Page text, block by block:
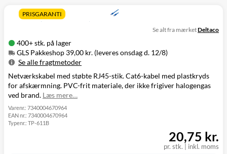
PRISGARANTI
400+ stk. på lager
GLS Pakkeshop 39,00 kr. (leveres onsdag d. 12/8)
Se alle fragtmetoder
Metode
Pris
Leveres
GLS Pakkeshop
39,00 kr.
Onsdag d. 12/8
GLS
Hjemmelevering
GLS Erhverv
Click&Collect i
Se alt fra mærketDeltaco
Netværkskabel med støbte RJ45-stik. Cat6-kabel med plastkryds
for afskærmning. PVC-frit materiale, der ikke frigiver halogengas
ved brand. Læs mere…
Varenr.: 7340004670964
EAN nr.: 7340004670964
Typenr.: TP-611B
pr. stk. inkl. moms
20,75 kr.